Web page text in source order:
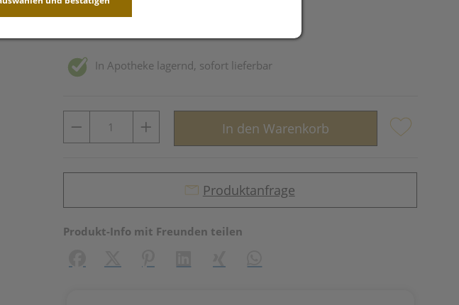
In Apotheke lagernd, sofort lieferbar
In den Warenkorb
Produktanfrage
Produkt-Info mit Freunden teilen